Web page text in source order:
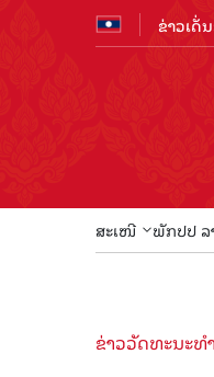
ຂ່າວເດັ່ນ
ສະເໜີ ພັກປປ ລ
ຂ່າວວັດທະນະທ